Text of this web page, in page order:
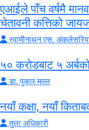
एआईले पाँच वर्षमै
चेतावनी कत्तिको
स्वामीनाथन एस.
५० करोडबाट ५
डा. पुकार मल्ल
नयाँ कक्षा, नयाँ
तुला अधिकारी